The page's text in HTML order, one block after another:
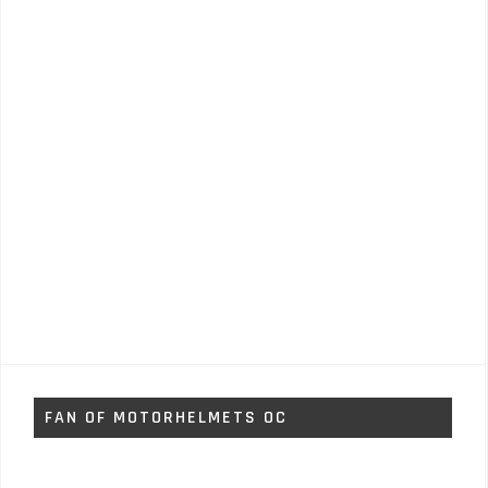
FAN OF MOTORHELMETS OC